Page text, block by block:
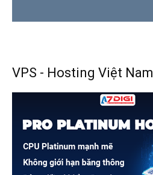
VPS - Hosting Việt Nam